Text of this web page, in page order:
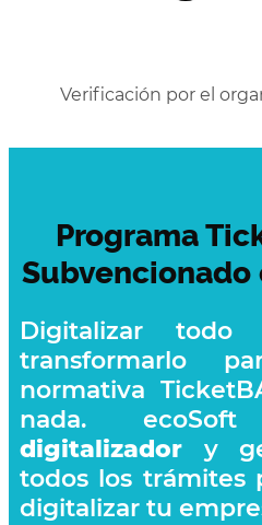
Verificación por el
Programa
Digitalizar
transformarlo
normativa
nada.
digitalizador y
todos los trámites
digitalizar tu